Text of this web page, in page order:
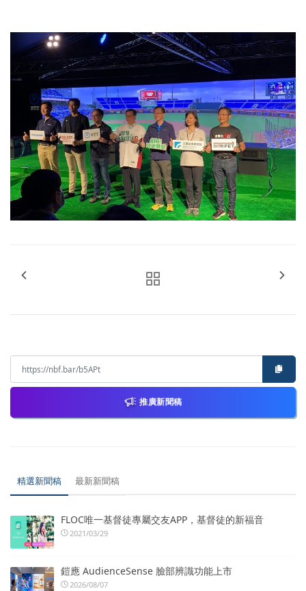
推廣新聞稿
精選新聞稿 最新新聞稿
FLOC唯一基督徒專屬交友APP，基督徒的新福音
2021/03/29
鎧應 AudienceSense 臉部辨識功能上市
2026/08/07